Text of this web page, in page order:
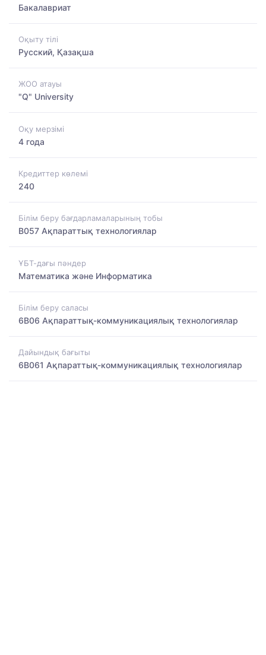
Бакалавриат
Оқыту тілі
Русский, Қазақша
ЖОО атауы
"Q" University
Оқу мерзімі
4 года
Кредиттер көлемі
240
Білім беру бағдарламаларының тобы
B057 Ақпараттық технологиялар
ҰБТ-дағы пәндер
Математика және Информатика
Білім беру саласы
6B06 Ақпараттық-коммуникациялық технологиялар
Дайындық бағыты
6B061 Ақпараттық-коммуникациялық технологиялар